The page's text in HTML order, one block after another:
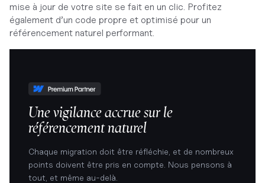
mise à jour de votre site se fait en un clic. Profitez
également d’un code propre et optimisé pour un
référencement naturel performant.
Une vigilance accrue sur le
référencement naturel
Chaque migration doit être réfléchie, et de nombreux
points doivent être pris en compte. Nous pensons à
tout, et même au-delà.